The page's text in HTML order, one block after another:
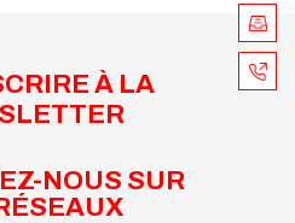
À LA
NOUS SUR